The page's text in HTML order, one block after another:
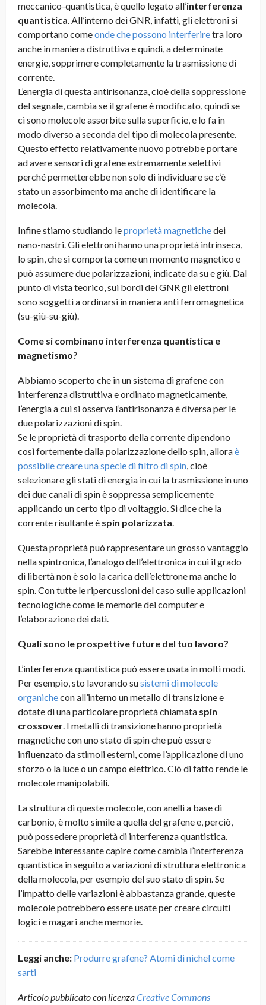
meccanico-quantistica, è quello legato all’interferenza
quantistica. All’interno dei GNR, infatti, gli elettroni si
comportano comeonde che possono interferiretra loro
anche in maniera distruttiva e quindi, a determinate
energie, sopprimere completamente la trasmissione di
corrente.
L’energia di questa antirisonanza, cioè della soppressione
del segnale, cambia se il grafene è modificato, quindi se
ci sono molecole assorbite sulla superficie, e lo fa in
modo diverso a seconda del tipo di molecola presente.
Questo effetto relativamente nuovo potrebbe portare
ad avere sensori di grafene estremamente selettivi
perché permetterebbe non solo di individuare se c’è
stato un assorbimento ma anche di identificare la
molecola.
Infine stiamo studiando leproprietà magnetichedei
nano-nastri. Gli elettroni hanno una proprietà intrinseca,
lo spin, che si comporta come un momento magnetico e
può assumere due polarizzazioni, indicate da su e giù. Dal
punto di vista teorico, sui bordi dei GNR gli elettroni
sono soggetti a ordinarsi in maniera anti ferromagnetica
(su-giù-su-giù).
Come si combinano interferenza quantistica e
magnetismo?
Abbiamo scoperto che in un sistema di grafene con
interferenza distruttiva e ordinato magneticamente,
l’energia a cui si osserva l’antirisonanza è diversa per le
due polarizzazioni di spin.
Se le proprietà di trasporto della corrente dipendono
così fortemente dalla polarizzazione dello spin, alloraè
possibile creare una specie di filtro di spin, cioè
selezionare gli stati di energia in cui la trasmissione in uno
dei due canali di spin è soppressa semplicemente
applicando un certo tipo di voltaggio. Si dice che la
corrente risultante è spin polarizzata.
Questa proprietà può rappresentare un grosso vantaggio
nella spintronica, l’analogo dell’elettronica in cui il grado
di libertà non è solo la carica dell’elettrone ma anche lo
spin. Con tutte le ripercussioni del caso sulle applicazioni
tecnologiche come le memorie dei computer e
l’elaborazione dei dati.
Quali sono le prospettive future del tuo lavoro?
L’interferenza quantistica può essere usata in molti modi.
Per esempio, sto lavorando susistemi di molecole
organichecon all’interno un metallo di transizione e
dotate di una particolare proprietà chiamata spin
crossover. I metalli di transizione hanno proprietà
magnetiche con uno stato di spin che può essere
influenzato da stimoli esterni, come l’applicazione di uno
sforzo o la luce o un campo elettrico. Ciò di fatto rende le
molecole manipolabili.
La struttura di queste molecole, con anelli a base di
carbonio, è molto simile a quella del grafene e, perciò,
può possedere proprietà di interferenza quantistica.
Sarebbe interessante capire come cambia l’interferenza
quantistica in seguito a variazioni di struttura elettronica
della molecola, per esempio del suo stato di spin. Se
l’impatto delle variazioni è abbastanza grande, queste
molecole potrebbero essere usate per creare circuiti
logici e magari anche memorie.
Leggi anche: Produrre grafene? Atomi di nichel come
sarti
Articolo pubblicato con licenzaCreative Commons